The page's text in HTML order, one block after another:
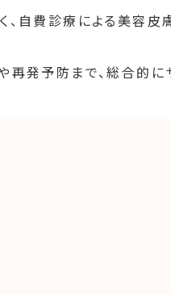
、自費診療による美容
発予防まで、総合的に